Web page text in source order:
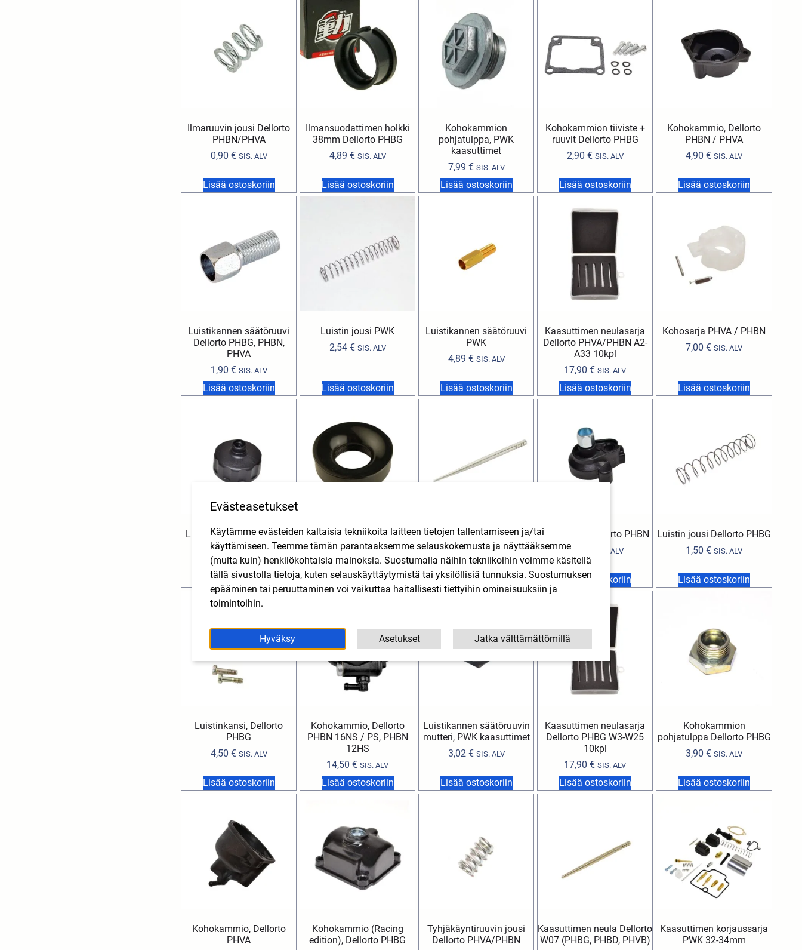
Ilmaruuvin jousi Dellorto
PHBN/PHVA
0,90 € SIS. ALV
Lisää ostoskoriin
Ilmansuodattimen holkki
38mm Dellorto PHBG
4,89 € SIS. ALV
Lisää ostoskoriin
Kohokammion
pohjatulppa, PWK
kaasuttimet
7,99 € SIS. ALV
Lisää ostoskoriin
Kohokammion tiiviste +
ruuvit Dellorto PHBG
2,90 € SIS. ALV
Lisää ostoskoriin
Kohokammio, Dellorto
PHBN / PHVA
4,90€ SIS. ALV
Lisää ostoskoriin
Luistikannen säätöruuvi
Dellorto PHBG, PHBN,
PHVA
1,90 € SIS. ALV
Lisää ostoskoriin
Luistin jousi PWK
2,54 € SIS. ALV
Lisää ostoskoriin
Luistikannen säätöruuvi
PWK
4,89 € SIS. ALV
Lisää ostoskoriin
Kaasuttimen neulasarja
Dellorto PHVA/PHBN A2-
A33 10kpl
17,90€ SIS. ALV
Lisää ostoskoriin
Kohosarja PHVA / PHBN
7,00€ SIS. ALV
Lisää ostoskoriin
Luistinkansi (kierrettävä),
Dellorto PHBG
7,59€ SIS. ALV
Lisää ostoskoriin
Ilmansuodattimen holkki
Ø59mm Dellorto PHBG
6,50€ SIS. ALV
Lisää ostoskoriin
Kaasuttimen neula Dellorto
W23 (PHBG, PHBD, PHVB)
9,90 € SIS. ALV
Lisää ostoskoriin
Luistikansi Dellorto PHBN
7,99
SIS. ALV
Lisää ostoskoriin
Luistin jousi Dellorto PHBG
1,50€ SIS. ALV
Lisää ostoskoriin
Luistinkansi, Dellorto
PHBG
4,50 € SIS. ALV
Lisää ostoskoriin
Kohokammio, Dellorto
PHBN 16NS / PS, PHBN
12HS
14,50€ SIS. ALV
Lisää ostoskoriin
Luistikannen säätöruuvin
mutteri, PWK kaasuttimet
3,02 € SIS. ALV
Lisää ostoskoriin
Kaasuttimen neulasarja
Dellorto PHBG W3-W25
10kpl
17,90€ SIS. ALV
Lisää ostoskoriin
Kohokammion
pohjatulppa Dellorto PHBG
3,90€ SIS. ALV
Lisää ostoskoriin
Kohokammio, Dellorto
PHVA
Kohokammio (Racing
edition), Dellorto PHBG
Tyhjäkäyntiruuvin jousi
Dellorto PHVA/PHBN
Kaasuttimen neula Dellorto
W07 (PHBG, PHBD, PHVB)
Kaasuttimen korjaussarja
PWK 32-34mm
Evästeasetukset
Käytämme evästeiden kaltaisia tekniikoita laitteen tietojen tallentamiseen ja/tai
käyttämiseen. Teemme tämän parantaaksemme selauskokemusta ja näyttääksemme
(muita kuin) henkilökohtaisia mainoksia. Suostumalla näihin tekniikoihin voimme käsitellä
tällä sivustolla tietoja, kuten selauskäyttäytymistä tai yksilöllisiä tunnuksia. Suostumuksen
epääminen tai peruuttaminen voi vaikuttaa haitallisesti tiettyihin ominaisuuksiin ja
toimintoihin.
Hyväksy Asetukset Jatka välttämättömillä